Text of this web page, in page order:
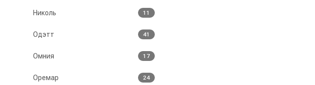
Николь 11
Одэтт 41
Омния 17
Оремар 24